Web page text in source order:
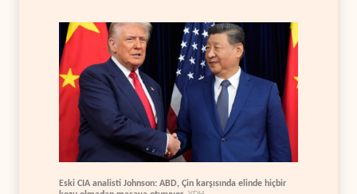
Eski CIA analisti Johnson: ABD, Çin karşısında elinde hiçbir